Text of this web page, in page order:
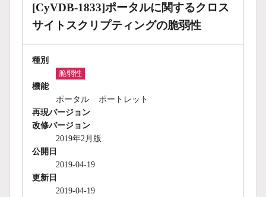
[CyVDB-1833]ポータルに関するクロス
サイトスクリプティングの脆弱性
種別
脆弱性
機能
ポータル
ポートレット
再現バージョン
改修バージョン
2019年2月版
公開日
2019-04-19
更新日
2019-04-19